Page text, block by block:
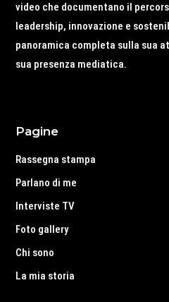
video che documentano il
leadership, innovazione e
panoramica completa sulla sua
sua presenza mediatica.
Pagine
Rassegna stampa
Parlano di me
Interviste TV
Foto gallery
Chi sono
La mia storia